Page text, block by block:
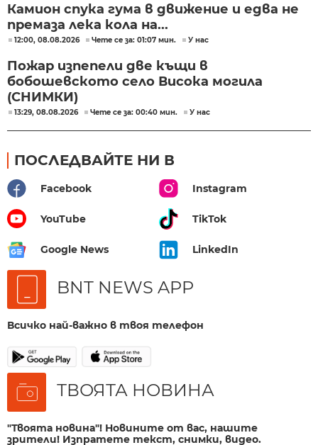
Камион спука гума в движение и едва не
премаза лека кола на...
12:00, 08.08.2026 Чете се за: 01:07 мин. У нас
Пожар изпепели две къщи в
бобошевското село Висока могила
(СНИМКИ)
13:29, 08.08.2026 Чете се за: 00:40 мин. У нас
ПОСЛЕДВАЙТЕ НИ В
Facebook Instagram
YouTube TikTok
Google News LinkedIn
BNT NEWS APP
Всичко най-важно в твоя телефон
ТВОЯТА НОВИНА
"Твоята новина"! Новините от вас, нашите
зрители! Изпратете текст, снимки, видео.